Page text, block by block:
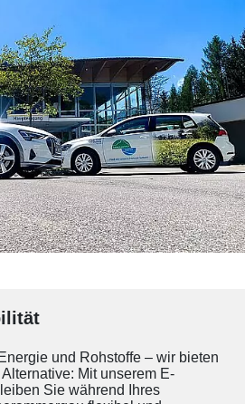
und Rohstoffe – wir bieten
Mit unserem E-
Sie während Ihres